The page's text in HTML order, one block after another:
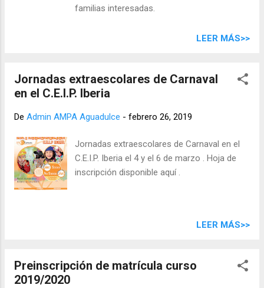
jornadas. Para más información pueden
familias interesadas.
LEER MÁS>>
Jornadas extraescolares de Carnaval
en el C.E.I.P. Iberia
De Admin AMPA Aguadulce - febrero 26, 2019
Jornadas extraescolares de Carnaval en el
C.E.I.P. Iberia el 4 y el 6 de marzo . Hoja de
inscripción disponible aquí .
LEER MÁS>>
Preinscripción de matrícula curso
2019/2020